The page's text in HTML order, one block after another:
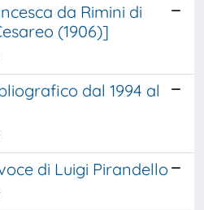
da Rimini di
(1906)]
dal 1994 al
di Luigi Pirandello